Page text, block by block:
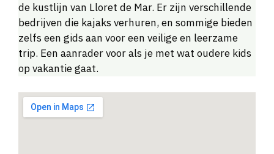
de kustlijn van Lloret de Mar. Er zijn verschillende
bedrijven die kajaks verhuren, en sommige bieden
zelfs een gids aan voor een veilige en leerzame
trip. Een aanrader voor als je met wat oudere kids
op vakantie gaat.